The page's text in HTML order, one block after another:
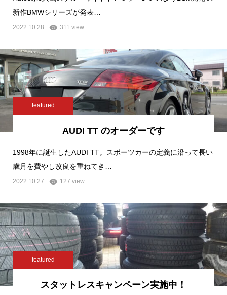
新作BMWシリーズが発表…
2022.10.28 311 view
featured
AUDI TT のオーダーです
1998年に誕生したAUDI TT。スポーツカーの定義に沿って長い
歳月を費やし改良を重ねてき…
2022.10.27 127 view
featured
スタットレスキャンペーン実施中！